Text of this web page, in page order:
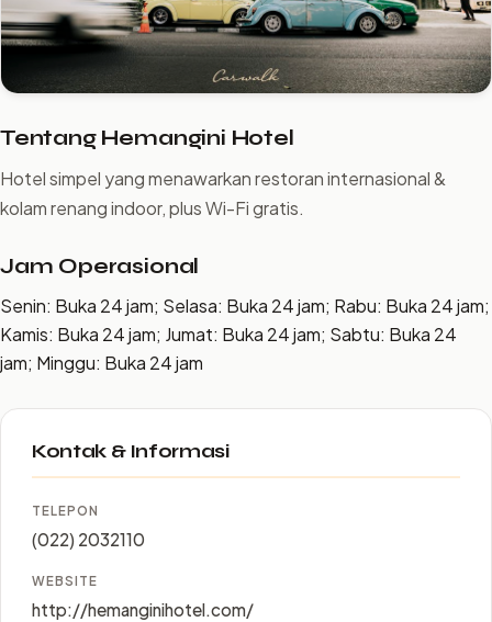
Tentang Hemangini Hotel
Hotel simpel yang menawarkan restoran internasional &
kolam renang indoor, plus Wi-Fi gratis.
Jam Operasional
Senin: Buka 24 jam; Selasa: Buka 24 jam; Rabu: Buka 24 jam;
Kamis: Buka 24 jam; Jumat: Buka 24 jam; Sabtu: Buka 24
jam; Minggu: Buka 24 jam
Kontak & Informasi
TELEPON
(022) 2032110
WEBSITE
http://hemanginihotel.com/